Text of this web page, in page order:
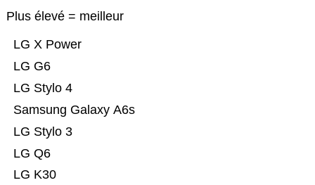
Plus élevé = meilleur
LG K30
LG Q6
LG Stylo 3
Samsung Galaxy A6s
LG Stylo 4
LG G6
LG X Power